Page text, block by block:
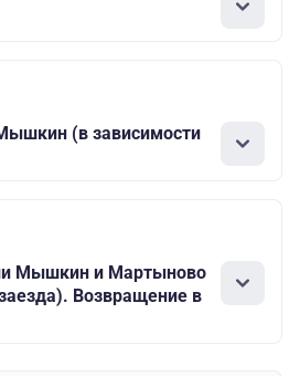
(в зависимости
Мышкин и Мартыново
Возвращение в